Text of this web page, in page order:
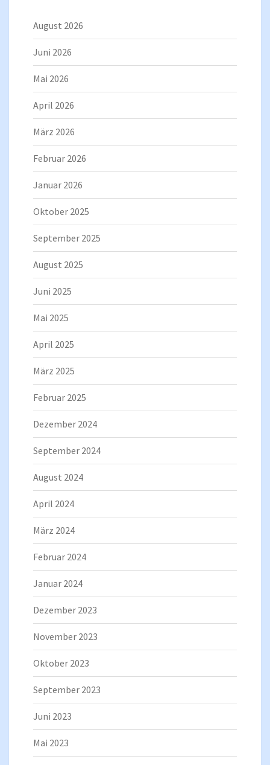
August 2026
Juni 2026
Mai 2026
April 2026
März 2026
Februar 2026
Januar 2026
Oktober 2025
September 2025
August 2025
Juni 2025
Mai 2025
April 2025
März 2025
Februar 2025
Dezember 2024
September 2024
August 2024
April 2024
März 2024
Februar 2024
Januar 2024
Dezember 2023
November 2023
Oktober 2023
September 2023
Juni 2023
Mai 2023